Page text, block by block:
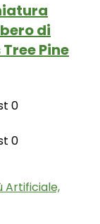
di
Pine
0
0